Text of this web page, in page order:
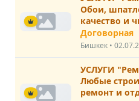
Обои,
качество и
Наташа
Договорная
Бишкек •
УСЛУГИ
Любые
ремонт и